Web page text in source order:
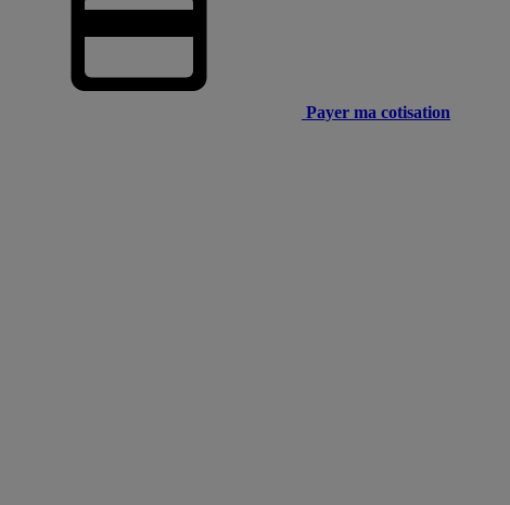
Payer ma cotisation